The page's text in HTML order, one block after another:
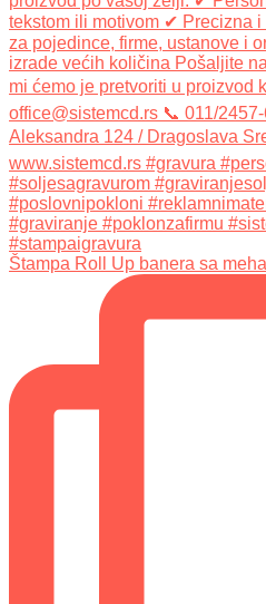
Štampa Roll Up banera sa